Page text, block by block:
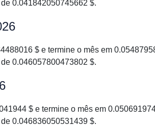
0.041842050745662 $.
$ e termine o mês em
0.046057800473802 $.
$ e termine o mês em
0.046836050531439 $.